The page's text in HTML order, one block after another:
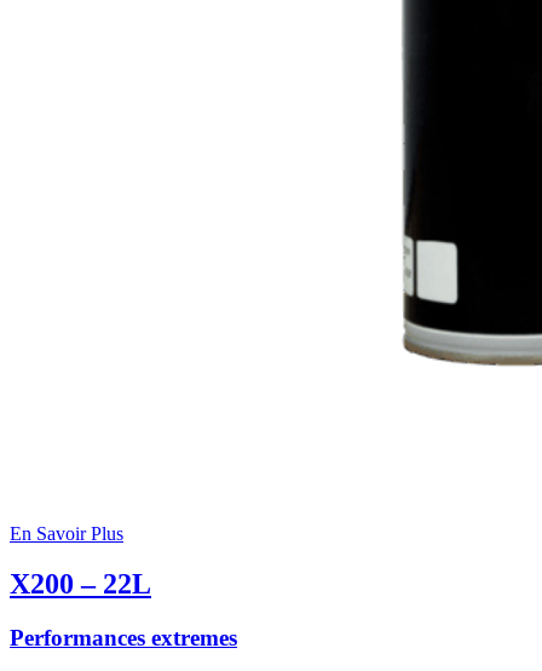
En Savoir Plus
X200 – 22L
Performances extremes